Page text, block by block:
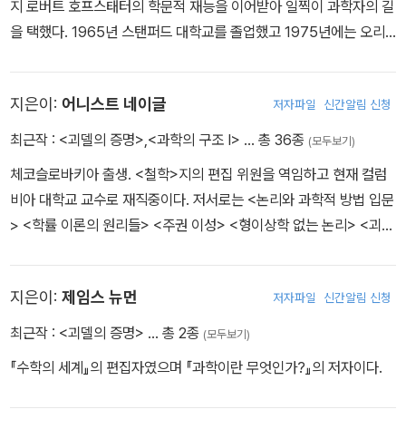
지 로버트 호프스태터의 학문적 재능을 이어받아 일찍이 과학자의 길
을 택했다. 1965년 스탠퍼드 대학교를 졸업했고 1975년에는 오리
독일 레겐스부르크 대학교, 미국 인디애나 대학교와 MIT 등 여러 대
학교에서 객원교수를 역임했다. 현재 인디애나 대학교 인지과학 및
학교에서 과학철학, 비교문학 및 심리학 분야의 객원교수로도 활동하
고 있다. 한국어로 번역된 저서로는 《괴델, 에셔, 바흐Godel, Esche
r, Bach(GEB)》가 있다. GEB의 출간으로 1980년 퓰리처 상(일반
논픽션 부문)을 수상했고, 같은 해에 전미(全美) 도서 대상을 석권했
다.
지은이: 어니스트 네이글 저자파일 신간알림 신청
최근작 : <괴델의 증명>,<과학의 구조 I> … 총 36종 (모두보기)
체코슬로바키아 출생. <철학>지의 편집 위원을 역임하고 현재 컬럼
비아 대학교 교수로 재직중이다. 저서로는 <논리와 과학적 방법 입문
> <학률 이론의 원리들> <주권 이성> <형이상학 없는 논리> <괴델
지은이: 제임스 뉴먼 저자파일 신간알림 신청
최근작 : <괴델의 증명> … 총 2종 (모두보기)
『수학의 세계』의 편집자였으며 『과학이란 무엇인가?』의 저자이다.